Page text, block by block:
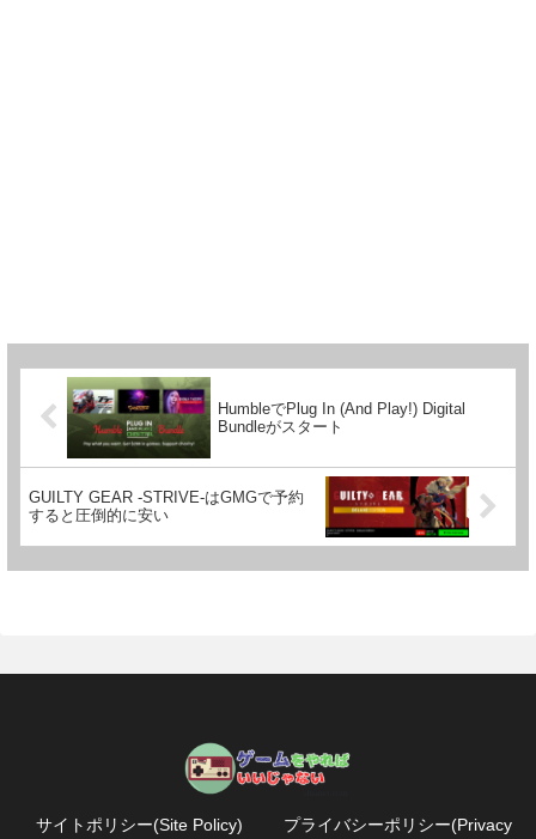
HumbleでPlug In (And Play!) Digital
Bundleがスタート
GUILTY GEAR -STRIVE-はGMGで予約
すると圧倒的に安い
サイトポリシー(Site Policy) プライバシーポリシー(Privacy